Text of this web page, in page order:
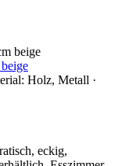
Holz, Metall ·